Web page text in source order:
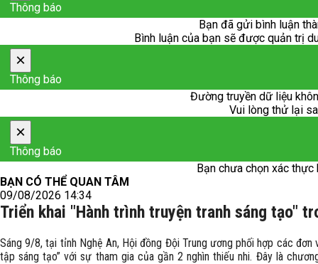
Thông báo
Bạn đã gửi bình luận
Bình luận của bạn sẽ được quản trị
×
Thông báo
Đường truyền dữ liệu
Vui lòng thử lại
×
Thông báo
Bạn chưa chọn xác thực
BẠN CÓ THỂ QUAN TÂM
09/08/2026 14:34
Triển khai "Hành trình truyện tranh sáng tạo"
Sáng 9/8, tại tỉnh Nghệ An, Hội đồng Đội Trung ương phối hợp các
tập sáng tạo” với sự tham gia của gần 2 nghìn thiếu nhi. Đây là